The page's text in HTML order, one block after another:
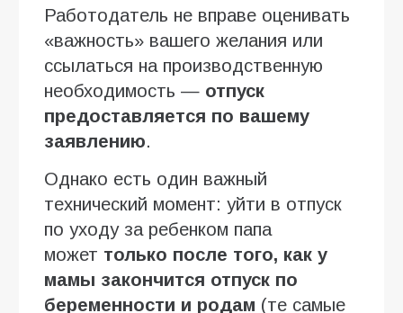
Работодатель не вправе оценивать
«важность» вашего желания или
ссылаться на производственную
необходимость — отпуск
предоставляется по вашему
заявлению.
Однако есть один важный
технический момент: уйти в отпуск
по уходу за ребенком папа
может только после того, как у
мамы закончится отпуск по
беременности и родам (те самые